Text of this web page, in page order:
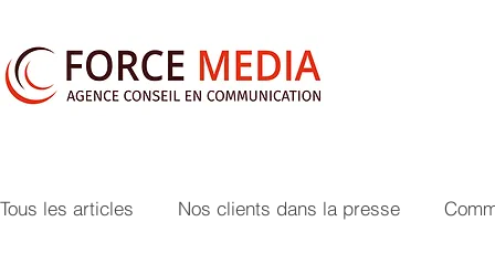
Tous les articles Nos clients dans la presse